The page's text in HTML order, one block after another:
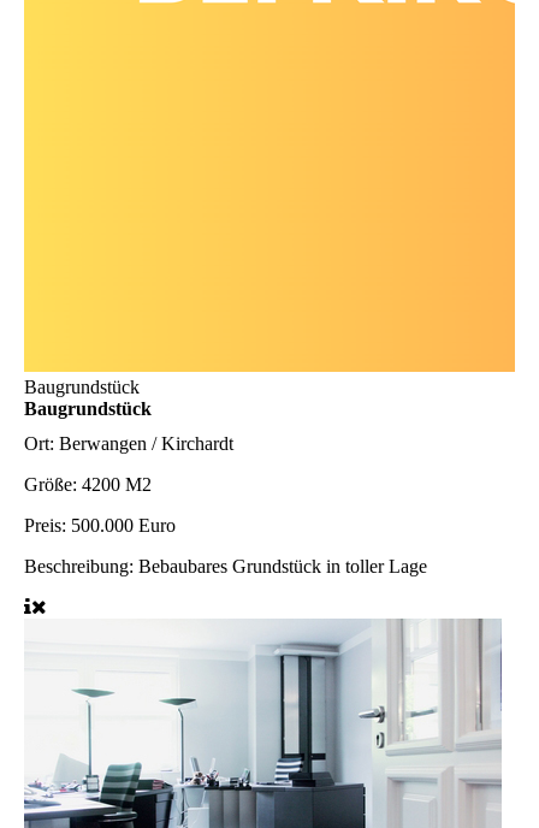
Baugrundstück
Baugrundstück
Ort: Berwangen / Kirchardt
Größe: 4200 M2
Preis: 500.000 Euro
Beschreibung: Bebaubares Grundstück in toller Lage